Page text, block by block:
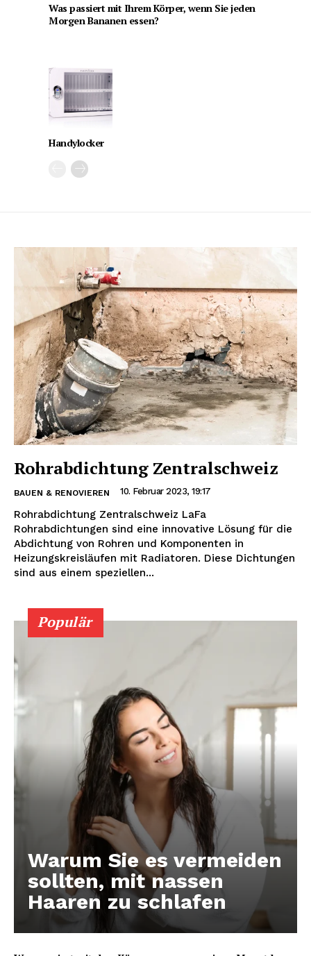
Was passiert mit Ihrem Körper, wenn Sie jeden
Morgen Bananen essen?
Handylocker
Rohrabdichtung Zentralschweiz
BAUEN & RENOVIEREN 10. Februar 2023, 19:17
Rohrabdichtung Zentralschweiz LaFa
Rohrabdichtungen sind eine innovative Lösung für die
Abdichtung von Rohren und Komponenten in
Heizungskreisläufen mit Radiatoren. Diese Dichtungen
sind aus einem speziellen...
Populär
Warum Sie es vermeiden
sollten, mit nassen
Haaren zu schlafen